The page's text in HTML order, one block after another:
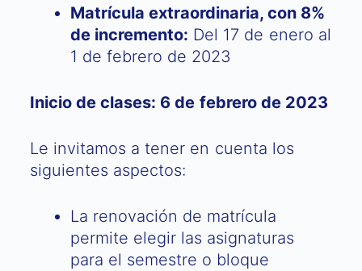
Matrícula extraordinaria, con 8%
de incremento: Del 17 de enero al
1 de febrero de 2023
Inicio de clases: 6 de febrero de 2023
Le invitamos a tener en cuenta los
siguientes aspectos:
La renovación de matrícula
permite elegir las asignaturas
para el semestre o bloque